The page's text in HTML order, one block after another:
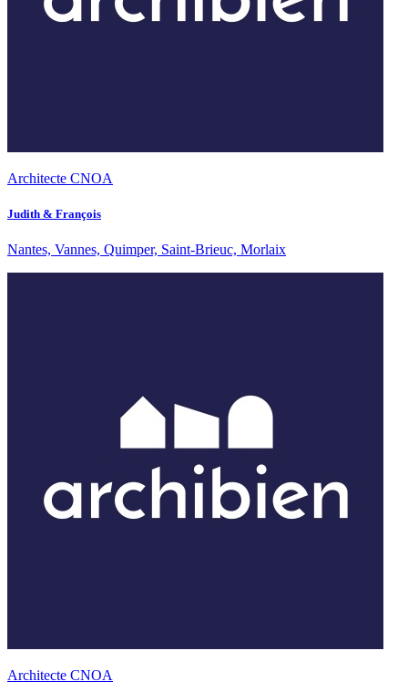
Architecte CNOA
Judith & François
Nantes, Vannes, Quimper, Saint-Brieuc, Morlaix
Architecte CNOA